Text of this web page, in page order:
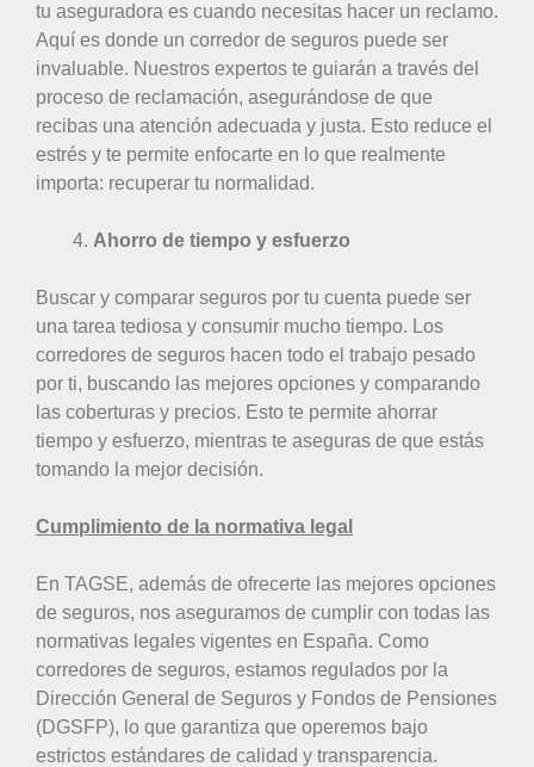
tu aseguradora es cuando necesitas hacer un reclamo.
Aquí es donde un corredor de seguros puede ser
invaluable. Nuestros expertos te guiarán a través del
proceso de reclamación, asegurándose de que
recibas una atención adecuada y justa. Esto reduce el
estrés y te permite enfocarte en lo que realmente
importa: recuperar tu normalidad.
Ahorro de tiempo y esfuerzo
Buscar y comparar seguros por tu cuenta puede ser
una tarea tediosa y consumir mucho tiempo. Los
corredores de seguros hacen todo el trabajo pesado
por ti, buscando las mejores opciones y comparando
las coberturas y precios. Esto te permite ahorrar
tiempo y esfuerzo, mientras te aseguras de que estás
tomando la mejor decisión.
Cumplimiento de la normativa legal
En TAGSE, además de ofrecerte las mejores opciones
de seguros, nos aseguramos de cumplir con todas las
normativas legales vigentes en España. Como
corredores de seguros, estamos regulados por la
Dirección General de Seguros y Fondos de Pensiones
(DGSFP), lo que garantiza que operemos bajo
estrictos estándares de calidad y transparencia.